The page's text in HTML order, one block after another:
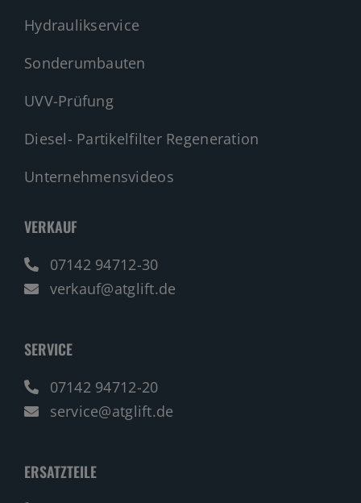
Hydraulikservice
Sonderumbauten
UVV-Prüfung
Diesel- Partikelfilter Regeneration
Unternehmensvideos
VERKAUF
07142 94712-30
verkauf@atglift.de
SERVICE
07142 94712-20
service@atglift.de
ERSATZTEILE